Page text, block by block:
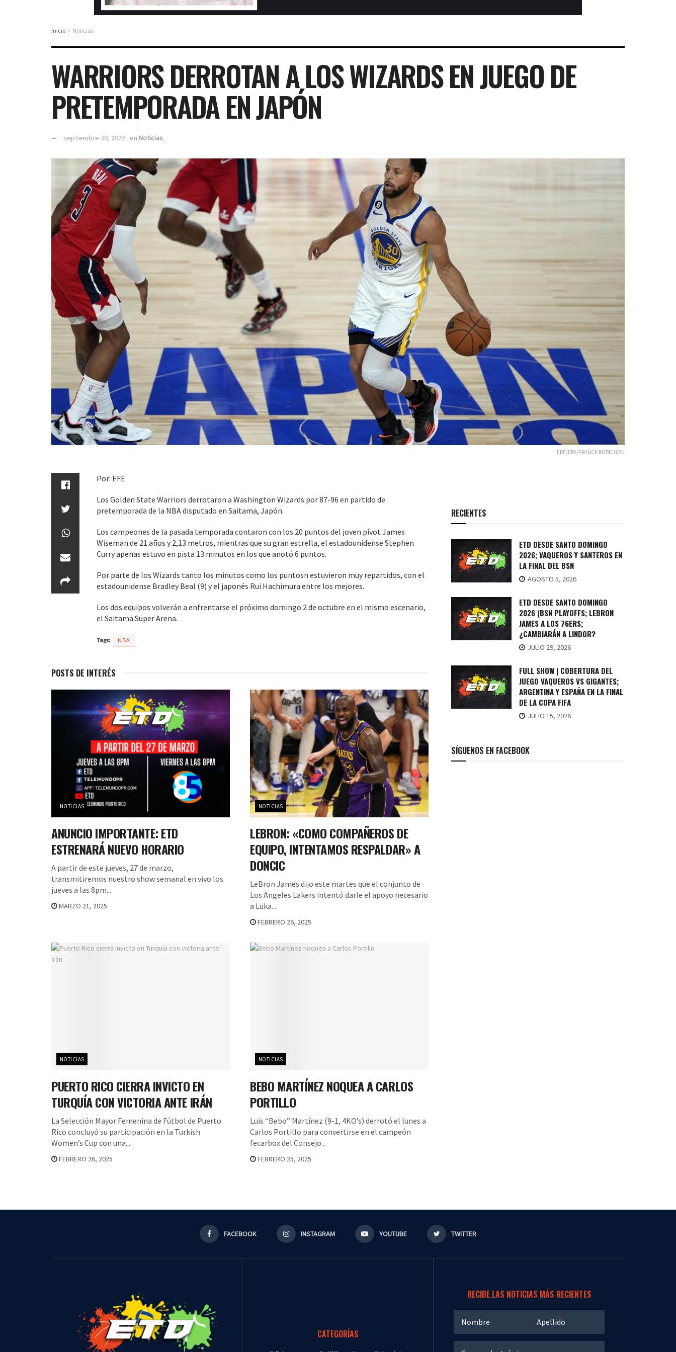
Inicio Noticias
WARRIORS DERROTAN A LOS WIZARDS EN JUEGO DE
PRETEMPORADA EN JAPÓN
septiembre 30, 2022 en Noticias
EFE/EPA/FRANCK ROBICHON
Por: EFE
Los Golden State Warriors derrotaron a Washington Wizards por 87-96 en partido de
pretemporada de la NBA disputado en Saitama, Japón.
Los campeones de la pasada temporada contaron con los 20 puntos del joven pívot James
Wiseman de 21 años y 2,13 metros, mientras que su gran estrella, el estadounidense Stephen
Curry apenas estuvo en pista 13 minutos en los que anotó 6 puntos.
Por parte de los Wizards tanto los minutos como los puntosn estuvieron muy repartidos, con el
estadounidense Bradley Beal (9) y el japonés Rui Hachimura entre los mejores.
Los dos equipos volverán a enfrentarse el próximo domingo 2 de octubre en el mismo escenario,
el Saitama Super Arena.
Tags: NBA
POSTS DE INTERÉS
NOTICIAS
ANUNCIO IMPORTANTE: ETD
ESTRENARÁ NUEVO HORARIO
A partir de este jueves, 27 de marzo,
transmitiremos nuestro show semanal en vivo los
jueves a las 8pm...
MARZO 21, 2025
NOTICIAS
LEBRON: «COMO COMPAÑEROS DE
EQUIPO, INTENTAMOS RESPALDAR» A
DONCIC
LeBron James dijo este martes que el conjunto de
Los Angeles Lakers intentó darle el apoyo necesario
a Luka...
FEBRERO 26, 2025
NOTICIAS
PUERTO RICO CIERRA INVICTO EN
TURQUÍA CON VICTORIA ANTE IRÁN
La Selección Mayor Femenina de Fútbol de Puerto
Rico concluyó su participación en la Turkish
Women’s Cup con una...
FEBRERO 26, 2025
NOTICIAS
BEBO MARTÍNEZ NOQUEA A CARLOS
PORTILLO
Luis “Bebo” Martínez (9-1, 4KO’s) derrotó el lunes a
Carlos Portillo para convertirse en el campeón
fecarbox del Consejo...
FEBRERO 25, 2025
RECIENTES
ETD DESDE SANTO DOMINGO
2026; VAQUEROS Y SANTEROS EN
LA FINAL DEL BSN
AGOSTO 5, 2026
ETD DESDE SANTO DOMINGO
2026 (BSN PLAYOFFS; LEBRON
JAMES A LOS 76ERS;
¿CAMBIARÁN A LINDOR?
JULIO 29, 2026
FULL SHOW | COBERTURA DEL
JUEGO VAQUEROS VS GIGANTES;
ARGENTINA Y ESPAÑA EN LA FINAL
DE LA COPA FIFA
JULIO 15, 2026
SÍGUENOS EN FACEBOOK
FACEBOOK INSTAGRAM YOUTUBE TWITTER
CATEGORÍAS
RECIBE LAS NOTICIAS MÁS RECIENTES